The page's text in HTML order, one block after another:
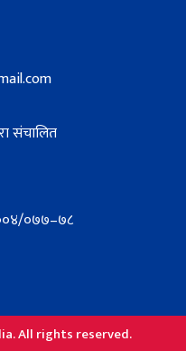
संचालित
०७७–७८
All rights reserved.